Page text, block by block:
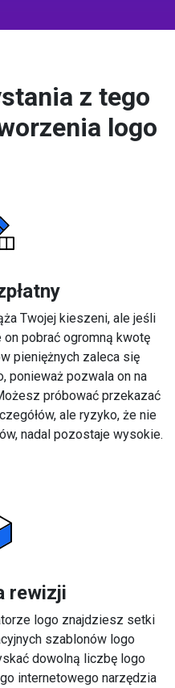
z tego
logo
Twojej kieszeni, ale jeśli
pobrać ogromną kwotę
pieniężnych zaleca się
ponieważ pozwala on na
próbować przekazać
ale ryzyko, że nie
nadal pozostaje wysokie.
rewizji
logo znajdziesz setki
szablonów logo
dowolną liczbę logo
internetowego narzędzia